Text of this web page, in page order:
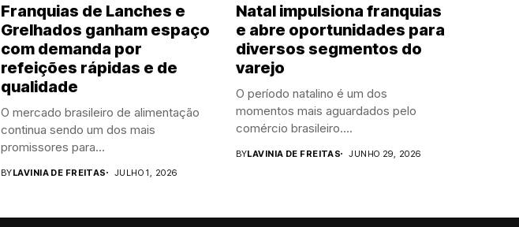
Franquias de Lanches e
Grelhados ganham espaço
com demanda por
refeições rápidas e de
qualidade
O mercado brasileiro de alimentação
continua sendo um dos mais
promissores para...
BYLAVINIA DE FREITAS JULHO 1, 2026
Natal impulsiona franquias
e abre oportunidades para
diversos segmentos do
varejo
O período natalino é um dos
momentos mais aguardados pelo
comércio brasileiro....
BYLAVINIA DE FREITAS JUNHO 29, 2026